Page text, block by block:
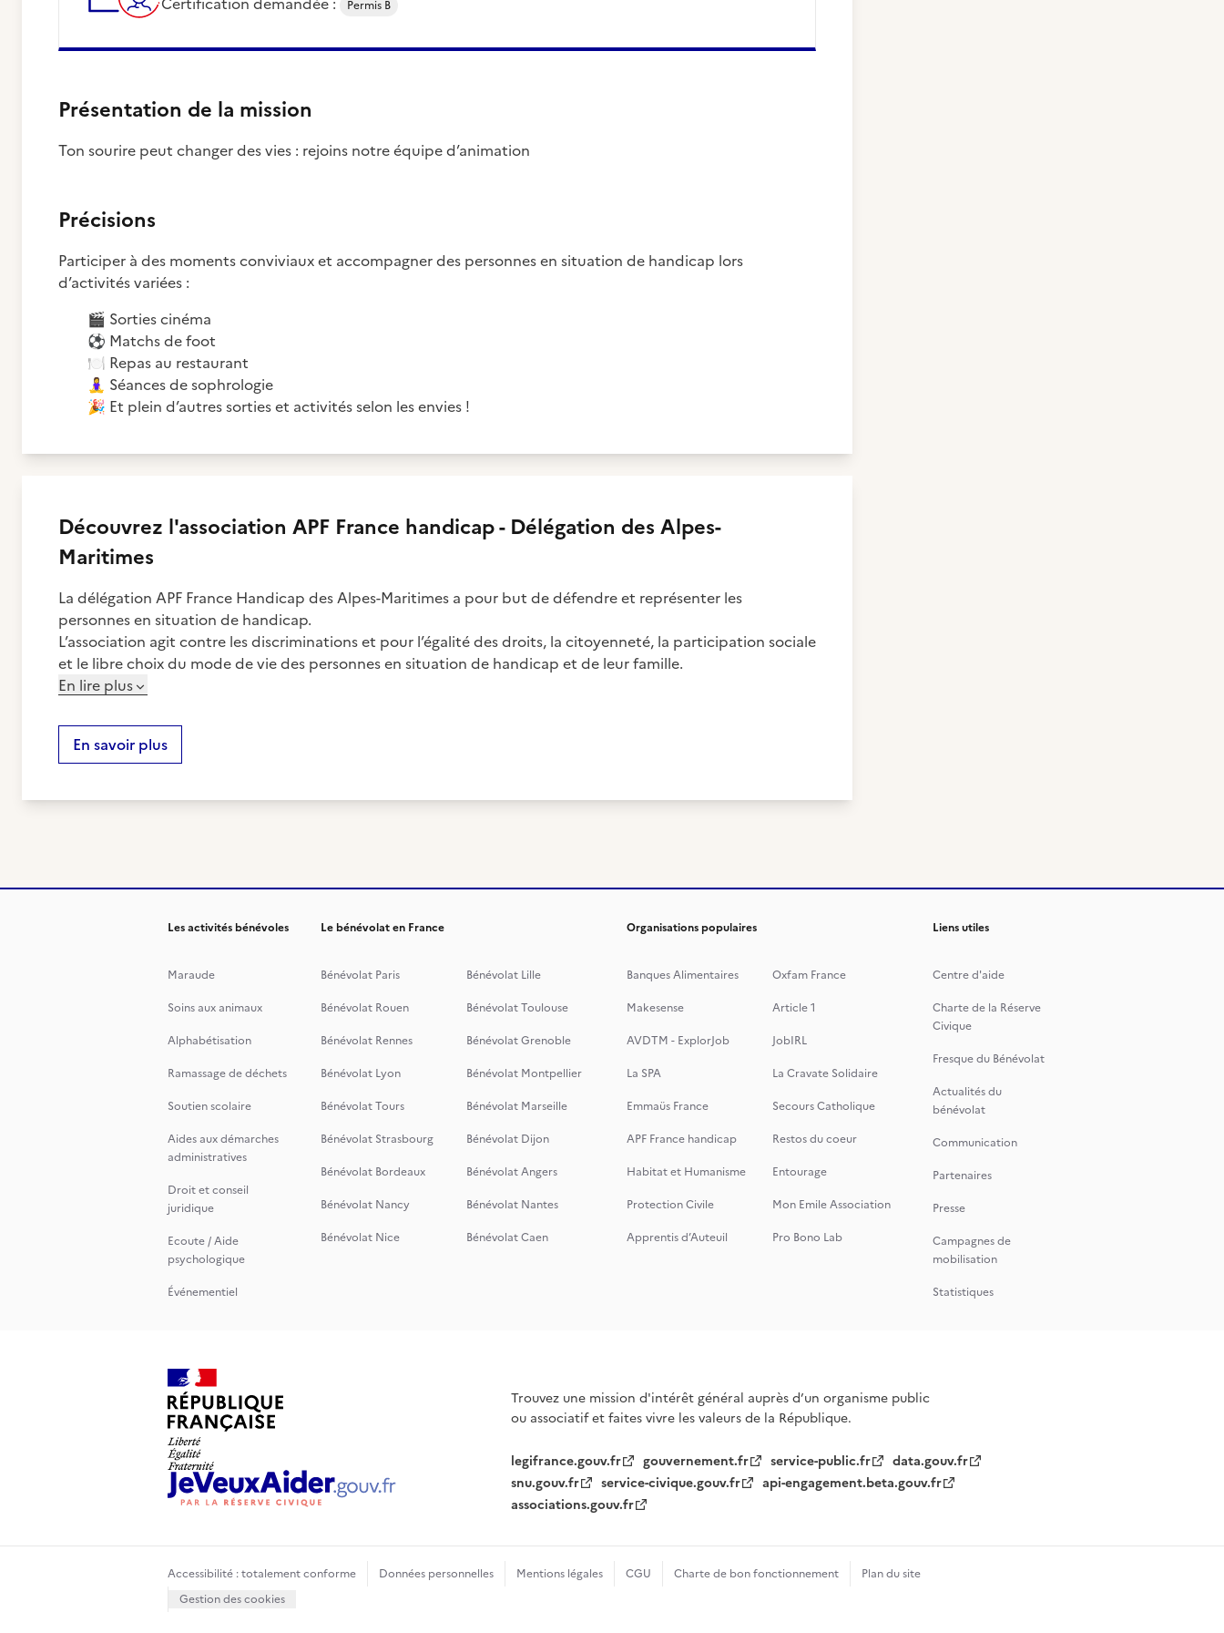
Permis B
Présentation de la mission
Ton sourire peut changer des vies : rejoins notre équipe d’animation
Précisions
Participer à des moments conviviaux et accompagner des personnes en situation de handicap lors
d’activités variées :
🎬 Sorties cinéma
⚽ Matchs de foot
🍽️ Repas au restaurant
🧘‍♀️ Séances de sophrologie
🎉 Et plein d’autres sorties et activités selon les envies !
Découvrez l'association APF France handicap - Délégation des Alpes-
Maritimes
La délégation APF France Handicap des Alpes-Maritimes a pour but de défendre et représenter les
personnes en situation de handicap.
L’association agit contre les discriminations et pour l’égalité des droits, la citoyenneté, la participation sociale
et le libre choix du mode de vie des personnes en situation de handicap et de leur famille.
En lire plus
En savoir plus
Les activités bénévoles
Maraude
Soins aux animaux
Alphabétisation
Ramassage de déchets
Soutien scolaire
Aides aux démarches
administratives
Droit et conseil
juridique
Ecoute / Aide
psychologique
Événementiel
Le bénévolat en France
Bénévolat Paris
Bénévolat Lille
Bénévolat Rouen
Bénévolat Toulouse
Bénévolat Rennes
Bénévolat Grenoble
Bénévolat Lyon
Bénévolat Montpellier
Bénévolat Tours
Bénévolat Marseille
Bénévolat Strasbourg
Bénévolat Dijon
Bénévolat Bordeaux
Bénévolat Angers
Bénévolat Nancy
Bénévolat Nantes
Bénévolat Nice
Bénévolat Caen
Organisations populaires
Banques Alimentaires
Oxfam France
Makesense
Article 1
AVDTM - ExplorJob
JobIRL
La SPA
La Cravate Solidaire
Emmaüs France
Secours Catholique
APF France handicap
Restos du coeur
Habitat et Humanisme
Entourage
Protection Civile
Mon Emile Association
Apprentis d’Auteuil
Pro Bono Lab
Liens utiles
Centre d'aide
Charte de la Réserve
Civique
Fresque du Bénévolat
Actualités du
bénévolat
Communication
Partenaires
Presse
Campagnes de
mobilisation
Statistiques
Trouvez une mission d'intérêt général auprès d’un organisme public
ou associatif et faites vivre les valeurs de la République.
legifrance.gouv.fr gouvernement.fr service-public.fr
data.gouv.fr
snu.gouv.fr
service-civique.gouv.fr
api-engagement.beta.gouv.fr
associations.gouv.fr
Accessibilité : totalement conforme Données personnelles Mentions légales CGU Charte de bon fonctionnement
Plan du site
Gestion des cookies